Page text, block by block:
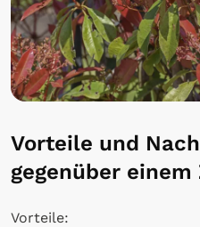
Vorteile und
gegenüber einem
Vorteile: